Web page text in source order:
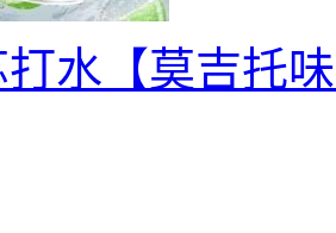
水【莫吉托